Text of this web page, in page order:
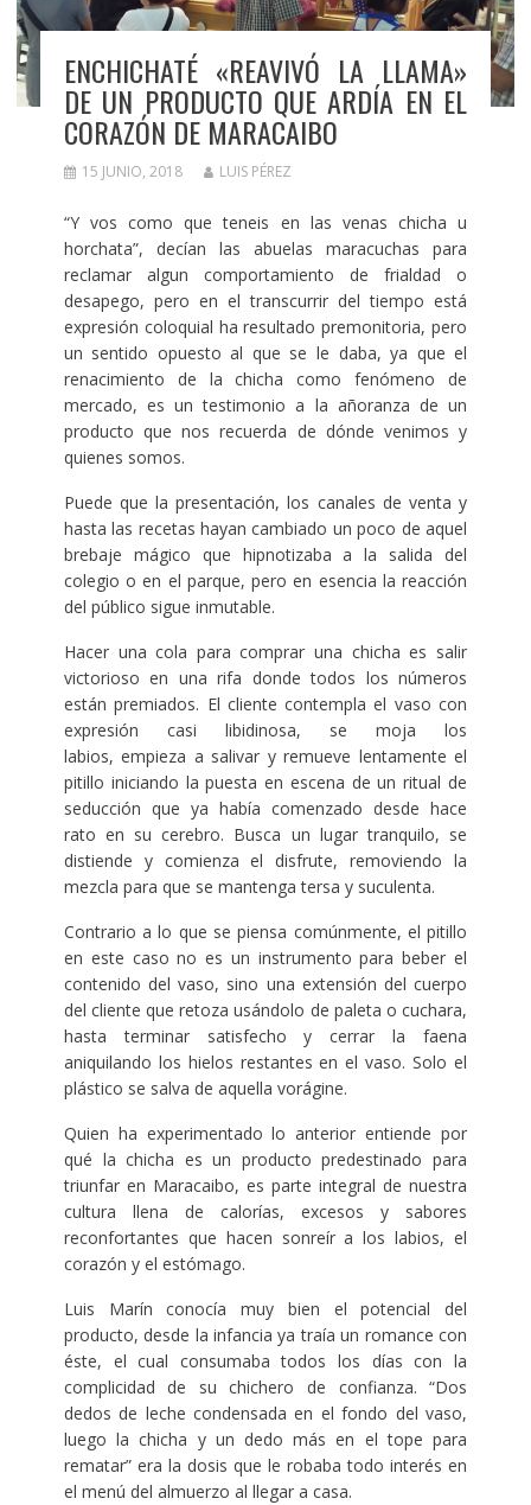
ENCHICHATÉ «REAVIVÓ LA LLAMA»
DE UN PRODUCTO QUE ARDÍA EN EL
CORAZÓN DE MARACAIBO
15 JUNIO, 2018 LUIS PÉREZ
“Y vos como que teneis en las venas chicha u
horchata”, decían las abuelas maracuchas para
reclamar algun comportamiento de frialdad o
desapego, pero en el transcurrir del tiempo está
expresión coloquial ha resultado premonitoria, pero
un sentido opuesto al que se le daba, ya que el
renacimiento de la chicha como fenómeno de
mercado, es un testimonio a la añoranza de un
producto que nos recuerda de dónde venimos y
quienes somos.
Puede que la presentación, los canales de venta y
hasta las recetas hayan cambiado un poco de aquel
brebaje mágico que hipnotizaba a la salida del
colegio o en el parque, pero en esencia la reacción
del público sigue inmutable.
Hacer una cola para comprar una chicha es salir
victorioso en una rifa donde todos los números
están premiados. El cliente contempla el vaso con
expresión casi libidinosa, se moja los
labios, empieza a salivar y remueve lentamente el
pitillo iniciando la puesta en escena de un ritual de
seducción que ya había comenzado desde hace
rato en su cerebro. Busca un lugar tranquilo, se
distiende y comienza el disfrute, removiendo la
mezcla para que se mantenga tersa y suculenta.
Contrario a lo que se piensa comúnmente, el pitillo
en este caso no es un instrumento para beber el
contenido del vaso, sino una extensión del cuerpo
del cliente que retoza usándolo de paleta o cuchara,
hasta terminar satisfecho y cerrar la faena
aniquilando los hielos restantes en el vaso. Solo el
plástico se salva de aquella vorágine.
Quien ha experimentado lo anterior entiende por
qué la chicha es un producto predestinado para
triunfar en Maracaibo, es parte integral de nuestra
cultura llena de calorías, excesos y sabores
reconfortantes que hacen sonreír a los labios, el
corazón y el estómago.
Luis Marín conocía muy bien el potencial del
producto, desde la infancia ya traía un romance con
éste, el cual consumaba todos los días con la
complicidad de su chichero de confianza. “Dos
dedos de leche condensada en el fondo del vaso,
luego la chicha y un dedo más en el tope para
rematar” era la dosis que le robaba todo interés en
el menú del almuerzo al llegar a casa.